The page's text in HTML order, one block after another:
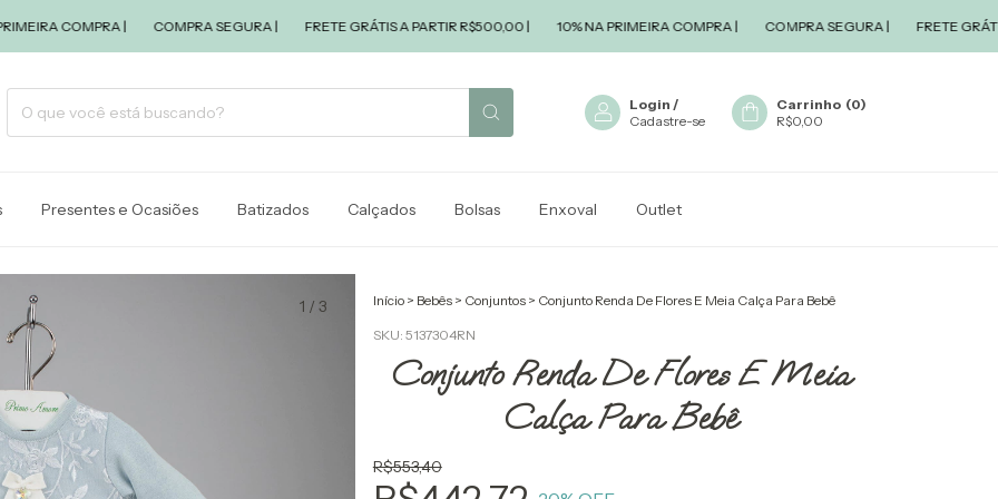
COMPRA | COMPRA SEGURA | FRETE GRÁTIS A PARTIR R$500,00 | 10% NA PRIMEIRA COMPRA | COMPRA SEGURA | FRETE GRÁTIS A
Login /
Cadastre-se
Carrinho (0)
R$0,00
Presentes e Ocasiões Batizados Calçados Bolsas Enxoval Outlet
1 / 3 Início > Bebês > Conjuntos > Conjunto Renda De Flores E Meia Calça Para Bebê
SKU: 5137304RN
Conjunto Renda De Flores E Meia
Calça Para Bebê
R$553,40